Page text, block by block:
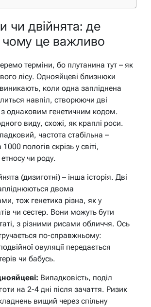
чи двійнята: де
чому це важливо
терміни, бо плутанина тут – як
лісу. Однояйцеві близнюки
коли одна запліднена
навпіл, створюючи дві
з однаковим генетичним кодом.
виду, схожі, як краплі роси.
частота стабільна –
пологів скрізь у світі,
чи роду.
(дизиготні) – інша історія. Дві
двома
тож генетика різна, як у
чи сестер. Вони можуть бути
з різними рисами обличчя. Ось
по-справжньому:
овуляції передається
чи бабусь.
Випадковість, поділ
на 2-4 дні після зачаття. Ризик
вищий через спільну